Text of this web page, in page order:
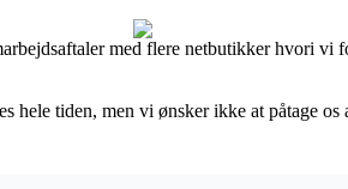
med flere netbutikker hvori vi
hele tiden, men vi ønsker ikke at påtage